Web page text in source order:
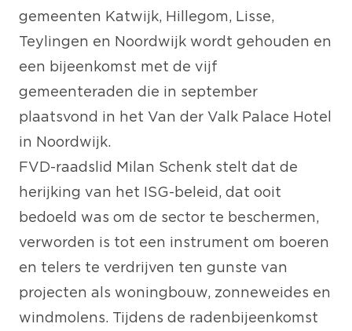
gemeenten Katwijk, Hillegom, Lisse,
Teylingen en Noordwijk wordt gehouden en
een bijeenkomst met de vijf
gemeenteraden die in september
plaatsvond in het Van der Valk Palace Hotel
in Noordwijk.
FVD-raadslid Milan Schenk stelt dat de
herijking van het ISG-beleid, dat ooit
bedoeld was om de sector te beschermen,
verworden is tot een instrument om boeren
en telers te verdrijven ten gunste van
projecten als woningbouw, zonneweides en
windmolens. Tijdens de radenbijeenkomst